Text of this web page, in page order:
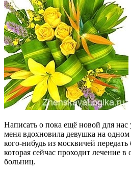
Написать о пока ещё новой для нас
меня вдохновила девушка на
кого-нибудь из москвичей передать
которая сейчас проходит лечение
больниц.